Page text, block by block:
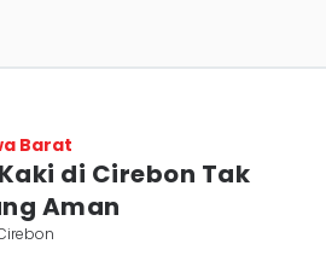
Barat
di Cirebon Tak
Aman